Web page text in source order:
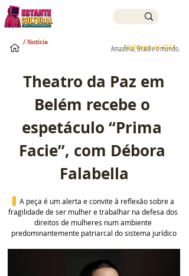
20 de ago. de 2025
Amazônia, Brasil e o mundo.
/ Notícia
Theatro da Paz em
Belém recebe o
espetáculo “Prima
Facie”, com Débora
Falabella
A peça é um alerta e convite à reflexão sobre a
fragilidade de ser mulher e trabalhar na defesa dos
direitos de mulheres num ambiente
predominantemente patriarcal do sistema jurídico